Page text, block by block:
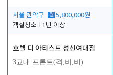
서울 관악구 월 5,800,000원
객실청소
1년 이상
호텔 디 아티스트 성신여대점
3교대 프론트(격,비,비)